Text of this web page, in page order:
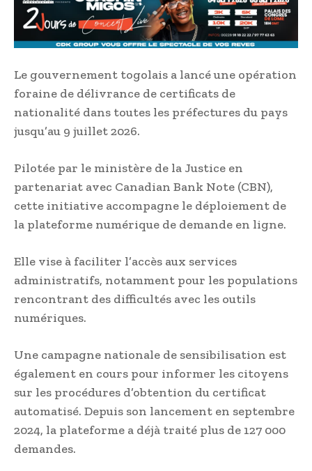
Le gouvernement togolais a lancé une opération
foraine de délivrance de certificats de
nationalité dans toutes les préfectures du pays
jusqu’au 9 juillet 2026.
Pilotée par le ministère de la Justice en
partenariat avec Canadian Bank Note (CBN),
cette initiative accompagne le déploiement de
la plateforme numérique de demande en ligne.
Elle vise à faciliter l’accès aux services
administratifs, notamment pour les populations
rencontrant des difficultés avec les outils
numériques.
Une campagne nationale de sensibilisation est
également en cours pour informer les citoyens
sur les procédures d’obtention du certificat
automatisé. Depuis son lancement en septembre
2024, la plateforme a déjà traité plus de 127 000
demandes.